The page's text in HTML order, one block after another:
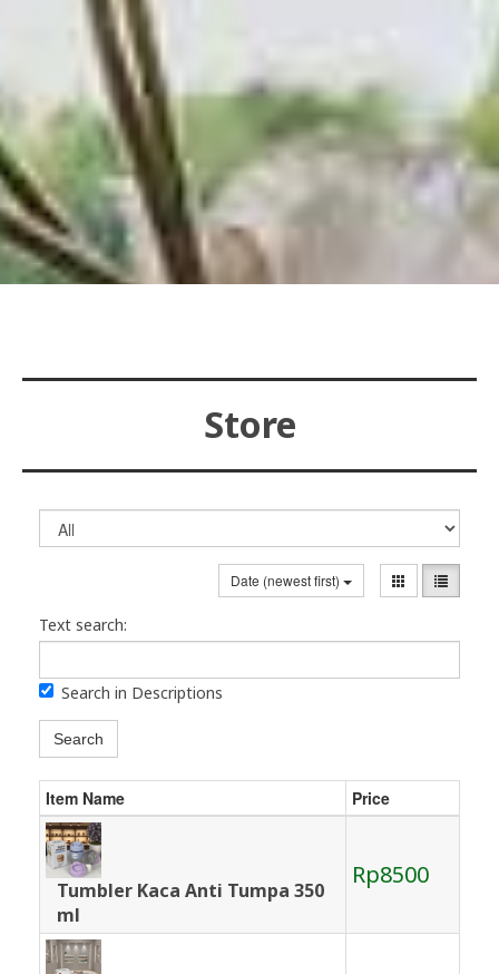
Store
Date (newest first)
Text search:
Search in Descriptions
Search
Item Name Price
Tumbler Kaca Anti Tumpa 350
ml
Rp8500